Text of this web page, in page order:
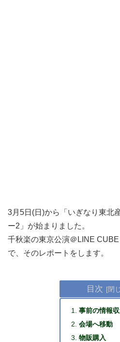
3月5日(日)から「いぎなり東北
ー2」が始まりました。
千秋楽の東京公演＠LINE
で、そのレポートをします。
目次
事前の情報
会場へ移動
物販購入